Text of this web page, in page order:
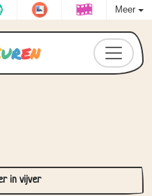
Meer
uren
in vijver